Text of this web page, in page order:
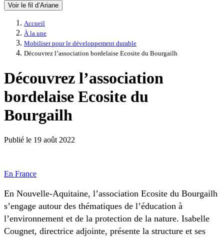
Voir le fil d’Ariane
Accueil
À la une
Mobiliser pour le développement durable
Découvrez l’association bordelaise Ecosite du Bourgailh
Découvrez l’association
bordelaise Ecosite du
Bourgailh
Publié le 19 août 2022
En France
En Nouvelle-Aquitaine, l’association Ecosite du Bourgailh
s’engage autour des thématiques de l’éducation à
l’environnement et de la protection de la nature. Isabelle
Cougnet, directrice adjointe, présente la structure et ses